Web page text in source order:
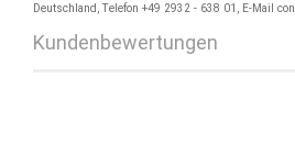
Deutschland, Telefon +49 2932 - 638 01, E-Mail
Kundenbewertungen